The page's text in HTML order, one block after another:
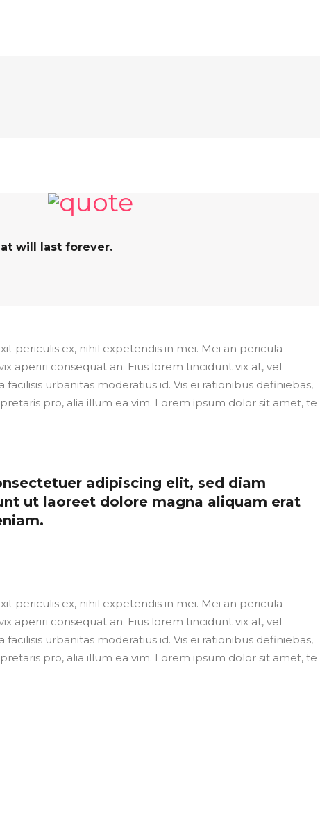
will last forever.
periculis ex, nihil expetendis in mei. Mei an pericula
aperiri consequat an. Eius lorem tincidunt vix at, vel
urbanitas moderatius id. Vis ei rationibus definiebas,
pro, alia illum ea vim. Lorem ipsum dolor sit amet, te
adipiscing elit, sed diam
ut laoreet dolore magna aliquam erat
periculis ex, nihil expetendis in mei. Mei an pericula
aperiri consequat an. Eius lorem tincidunt vix at, vel
urbanitas moderatius id. Vis ei rationibus definiebas,
pro, alia illum ea vim. Lorem ipsum dolor sit amet, te